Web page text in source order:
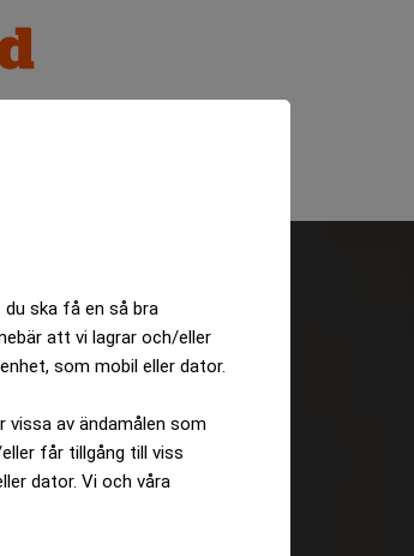
ska få en så bra
att vi lagrar och/eller
som mobil eller dator.
av ändamålen som
får tillgång till viss
dator. Vi och våra